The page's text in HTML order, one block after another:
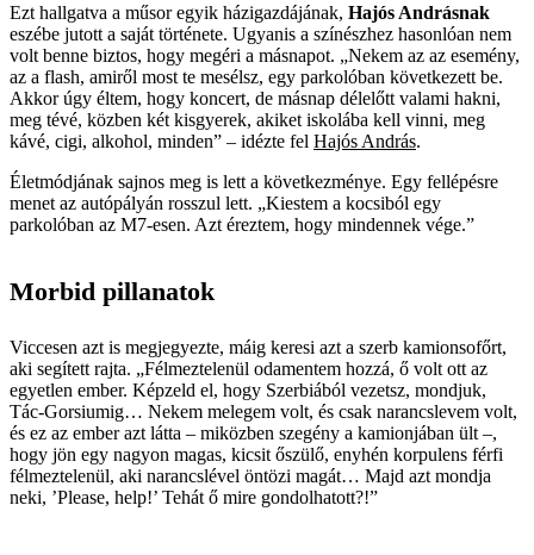
Ezt hallgatva a műsor egyik házigazdájának, Hajós Andrásnak
eszébe jutott a saját története. Ugyanis a színészhez hasonlóan nem
volt benne biztos, hogy megéri a másnapot. „Nekem az az esemény,
az a flash, amiről most te mesélsz, egy parkolóban következett be.
Akkor úgy éltem, hogy koncert, de másnap délelőtt valami hakni,
meg tévé, közben két kisgyerek, akiket iskolába kell vinni, meg
kávé, cigi, alkohol, minden” – idézte fel Hajós András.
Életmódjának sajnos meg is lett a következménye. Egy fellépésre
menet az autópályán rosszul lett. „Kiestem a kocsiból egy
parkolóban az M7-esen. Azt éreztem, hogy mindennek vége.”
Morbid pillanatok
Viccesen azt is megjegyezte, máig keresi azt a szerb kamionsofőrt,
aki segített rajta. „Félmeztelenül odamentem hozzá, ő volt ott az
egyetlen ember. Képzeld el, hogy Szerbiából vezetsz, mondjuk,
Tác-Gorsiumig… Nekem melegem volt, és csak narancslevem volt,
és ez az ember azt látta – miközben szegény a kamionjában ült –,
hogy jön egy nagyon magas, kicsit őszülő, enyhén korpulens férfi
félmeztelenül, aki narancslével öntözi magát… Majd azt mondja
neki, ’Please, help!’ Tehát ő mire gondolhatott?!”